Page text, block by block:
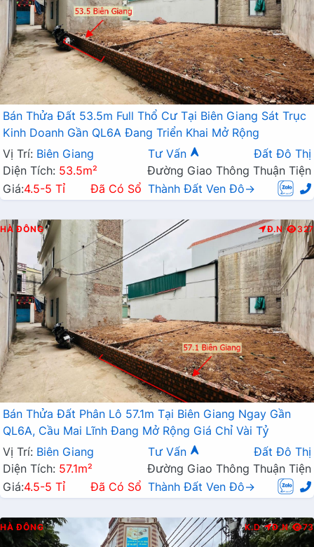
Bán Thửa Đất 53.5m Full Thổ Cư Tại Biên Giang Sát Trục
Kinh Doanh Gần QL6A Đang Triển Khai Mở Rộng
Vị Trí: Biên Giang Tư Vấn
Đất Đô Thị
Diện Tích: 53.5m²
Đường Giao Thông Thuận Tiện
Giá:4.5-5 Tỉ Đã Có Sổ Thành Đất Ven Đô→
HÀ ĐÔNG Đ.N 327
Bán Thửa Đất Phân Lô 57.1m Tại Biên Giang Ngay Gần
QL6A, Cầu Mai Lĩnh Đang Mở Rộng Giá Chỉ Vài Tỷ
Vị Trí: Biên Giang Tư Vấn
Đất Đô Thị
Diện Tích: 57.1m²
Đường Giao Thông Thuận Tiện
Giá:4.5-5 Tỉ Đã Có Sổ Thành Đất Ven Đô→
HÀ ĐÔNG K.D Đ.N 73